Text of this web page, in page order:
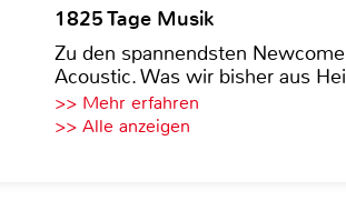
1825 Tage Musik
Zu den spannendsten
Acoustic. Was wir bisher aus
>> Mehr erfahren
>> Alle anzeigen